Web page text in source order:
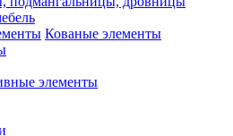
Кованые элементы
элементы